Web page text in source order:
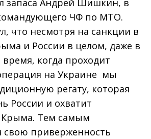
запаса Андрей Шишкин, в
ЧФ по МТО.
что несмотря на санкции в
и России в целом, даже в
время, когда проходит
на Украине мы
регату, которая
России и охватит
Тем самым
свою приверженность